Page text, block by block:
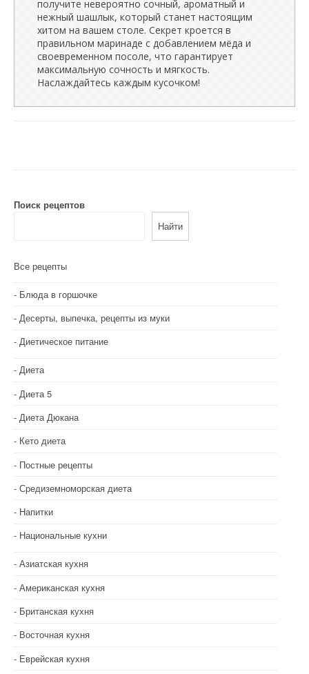
получите невероятно сочный, ароматный и
нежный шашлык, который станет настоящим
хитом на вашем столе. Секрет кроется в
правильном маринаде с добавлением мёда и
своевременном посоле, что гарантирует
максимальную сочность и мягкость.
Наслаждайтесь каждым кусочком!
Поиск рецептов
Найти
Все рецепты
Блюда в горшочке
Десерты, выпечка, рецепты из муки
Диетическое питание
Диета
Диета 5
Диета Дюкана
Кето диета
Постные рецепты
Средиземноморская диета
Напитки
Национальные кухни
Азиатская кухня
Американская кухня
Британская кухня
Восточная кухня
Еврейская кухня